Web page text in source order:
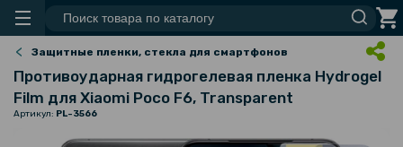
Защитные пленки, стекла для смартфонов
Противоударная гидрогелевая пленка Hydrogel
Film для Xiaomi Poco F6​, Transparent
Артикул: PL-3566